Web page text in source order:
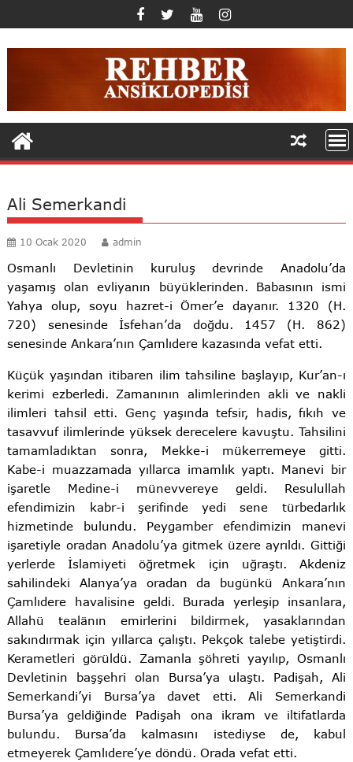
to
content
Ali Semerkandi
10 Ocak 2020 admin
Osmanlı Devletinin kuruluş devrinde Anadolu’da
yaşamış olan evliyanın büyüklerinden. Babasının ismi
Yahya olup, soyu hazret-i Ömer’e dayanır. 1320 (H.
720) senesinde İsfehan’da doğdu. 1457 (H. 862)
senesinde Ankara’nın Çamlıdere kazasında vefat etti.
Küçük yaşından itibaren ilim tahsiline başlayıp, Kur’an-ı
kerimi ezberledi. Zamanının alimlerinden akli ve nakli
ilimleri tahsil etti. Genç yaşında tefsir, hadis, fıkıh ve
tasavvuf ilimlerinde yüksek derecelere kavuştu. Tahsilini
tamamladıktan sonra, Mekke-i mükerremeye gitti.
Kabe-i muazzamada yıllarca imamlık yaptı. Manevi bir
işaretle Medine-i münevvereye geldi. Resulullah
efendimizin kabr-i şerifinde yedi sene türbedarlık
hizmetinde bulundu. Peygamber efendimizin manevi
işaretiyle oradan Anadolu’ya gitmek üzere ayrıldı. Gittiği
yerlerde İslamiyeti öğretmek için uğraştı. Akdeniz
sahilindeki Alanya’ya oradan da bugünkü Ankara’nın
Çamlıdere havalisine geldi. Burada yerleşip insanlara,
Allahü tealänın emirlerini bildirmek, yasaklarından
sakındırmak için yıllarca çalıştı. Pekçok talebe yetiştirdi.
Kerametleri görüldü. Zamanla şöhreti yayılıp, Osmanlı
Devletinin başşehri olan Bursa’ya ulaştı. Padişah, Ali
Semerkandi’yi Bursa’ya davet etti. Ali Semerkandi
Bursa’ya geldiğinde Padişah ona ikram ve iltifatlarda
bulundu. Bursa’da kalmasını istediyse de, kabul
etmeyerek Çamlıdere’ye döndü. Orada vefat etti.